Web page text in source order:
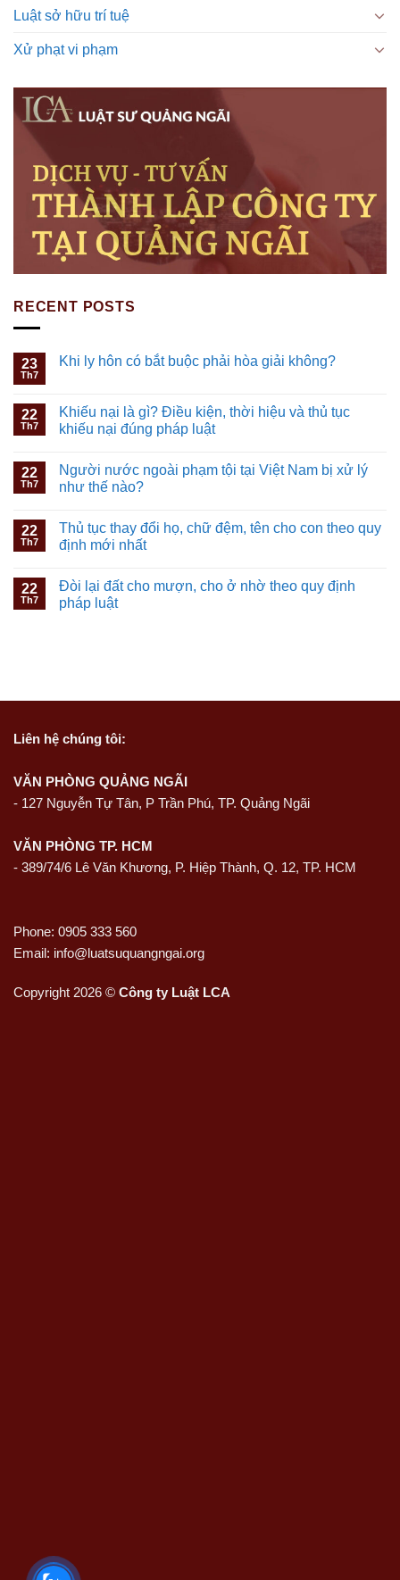
Luật sở hữu trí tuệ
Xử phạt vi phạm
RECENT POSTS
23
Th7
Khi ly hôn có bắt buộc phải hòa giải không?
22
Th7
Khiếu nại là gì? Điều kiện, thời hiệu và thủ tục
khiếu nại đúng pháp luật
22
Th7
Người nước ngoài phạm tội tại Việt Nam bị xử lý
như thế nào?
22
Th7
Thủ tục thay đổi họ, chữ đệm, tên cho con theo quy
định mới nhất
22
Th7
Đòi lại đất cho mượn, cho ở nhờ theo quy định
pháp luật
Liên hệ chúng tôi:
VĂN PHÒNG QUẢNG NGÃI
- 127 Nguyễn Tự Tân, P Trần Phú, TP. Quảng Ngãi
VĂN PHÒNG TP. HCM
- 389/74/6 Lê Văn Khương, P. Hiệp Thành, Q. 12, TP. HCM
Phone: 0905 333 560
Email: info@luatsuquangngai.org
Copyright 2026 © Công ty Luật LCA